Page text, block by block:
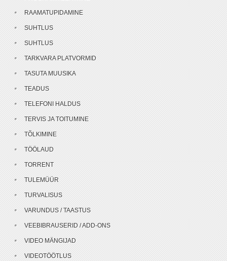
RAAMATUPIDAMINE
SUHTLUS
SUHTLUS
TARKVARA PLATVORMID
TASUTA MUUSIKA
TEADUS
TELEFONI HALDUS
TERVIS JA TOITUMINE
TÕLKIMINE
TÖÖLAUD
TORRENT
TULEMÜÜR
TURVALISUS
VARUNDUS / TAASTUS
VEEBIBRAUSERID / ADD-ONS
VIDEO MÄNGIJAD
VIDEOTÖÖTLUS